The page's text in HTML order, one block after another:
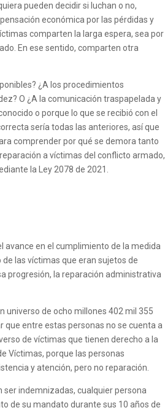
pueden decidir si luchan o no,
económica por las pérdidas y
comparten la larga espera, sea por
En ese sentido, comparten otra
¿A los procedimientos
O ¿A la comunicación traspapelada y
o porque lo que se recibió con el
sería todas las anteriores, así que
comprender por qué se demora tanto
a víctimas del conflicto armado,
la Ley 2078 de 2021.
avance en el cumplimiento de la medida
las víctimas que eran sujetos de
progresión, la reparación administrativa
universo de ocho millones 402 mil 355
que entre estas personas no se cuenta a
de víctimas que tienen derecho a la
Víctimas, porque las personas
y atención, pero no reparación.
ser indemnizadas, cualquier persona
de su mandato durante sus 10 años de